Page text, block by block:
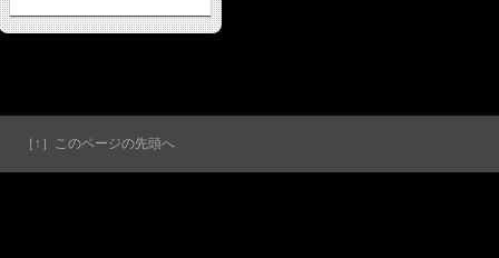
［↑］このページの先頭へ